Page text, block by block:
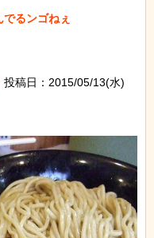
投稿日：2015/05/13(水)